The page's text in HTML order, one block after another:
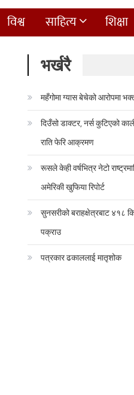
विश्व साहित्य शिक्षा
भर्खरै
महँगोमा ग्यास बेचेको आरोपमा
दिउँसो डाक्टर, नर्स कुटिएको
राति फेरि आक्रमण
रूसले केही वर्षभित्र नेटो
अमेरिकी खुफिया रिपोर्ट
सुनसरीको बराहक्षेत्रबाट ४१८
पक्राउ
पत्रकार ढकाललाई मातृशोक